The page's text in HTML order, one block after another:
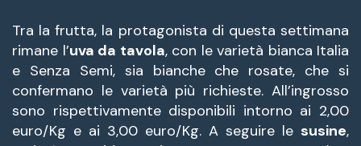
Tra la frutta, la protagonista di questa settimana
rimane l’uva da tavola, con le varietà bianca Italia
e Senza Semi, sia bianche che rosate, che si
confermano le varietà più richieste. All’ingrosso
sono rispettivamente disponibili intorno ai 2,00
euro/Kg e ai 3,00 euro/Kg. A seguire le susine,